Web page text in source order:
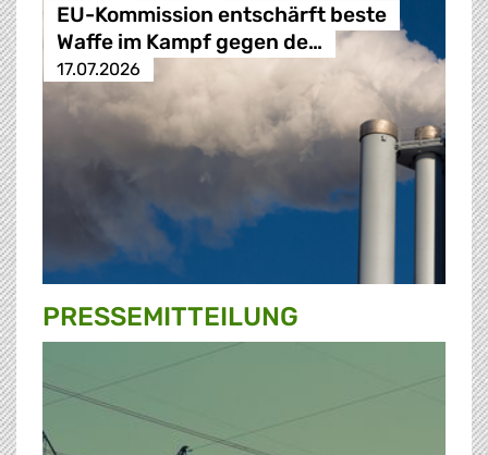
EU-Kommission entschärft beste
Waffe im Kampf gegen de…
17.07.2026
PRESSE­MITTEILUNG